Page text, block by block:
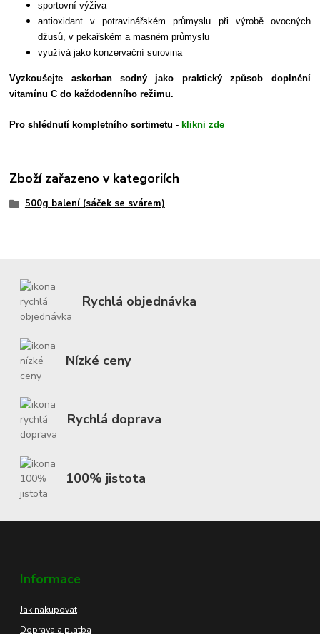
sportovní výživa
antioxidant v potravinářském průmyslu při výrobě ovocných
džusů, v pekařském a masném průmyslu
využívá jako konzervační surovina
Vyzkoušejte askorban sodný jako praktický způsob doplnění
vitamínu C do každodenního režimu.
Pro shlédnutí kompletního sortimetu - klikni zde
Zboží zařazeno v kategoriích
500g balení (sáček se svárem)
Rychlá objednávka
Nízké ceny
Rychlá doprava
100% jistota
Informace
Jak nakupovat
Doprava a platba